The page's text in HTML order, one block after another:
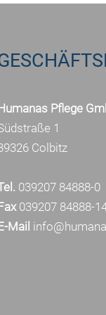
Pflege
1
Colbitz
039207 84888-0
039207 84888-
Mail